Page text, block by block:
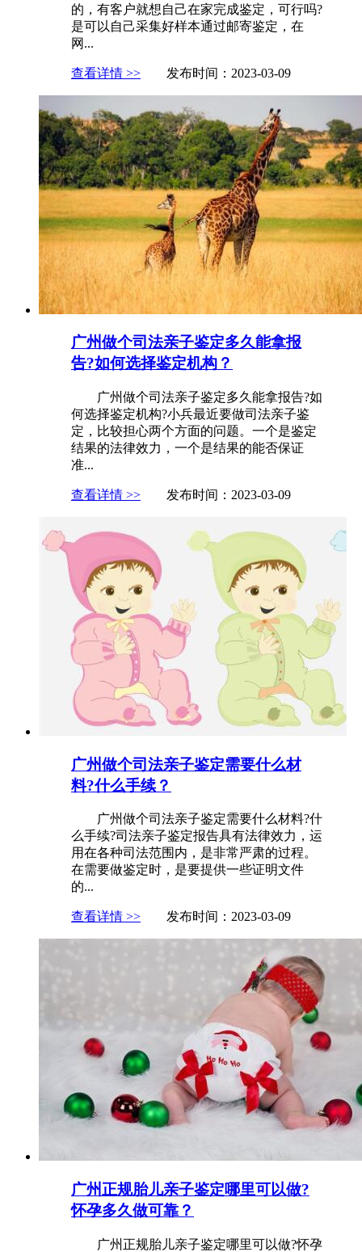
的，有客户就想自己在家完成鉴定，可行吗?
是可以自己采集好样本通过邮寄鉴定，在
网...
查看详情 >> 发布时间：2023-03-09
广州做个司法亲子鉴定多久能拿报
告?如何选择鉴定机构？
广州做个司法亲子鉴定多久能拿报告?如
何选择鉴定机构?小兵最近要做司法亲子鉴
定，比较担心两个方面的问题。一个是鉴定
结果的法律效力，一个是结果的能否保证
准...
查看详情 >> 发布时间：2023-03-09
广州做个司法亲子鉴定需要什么材
料?什么手续？
广州做个司法亲子鉴定需要什么材料?什
么手续?司法亲子鉴定报告具有法律效力，运
用在各种司法范围内，是非常严肃的过程。
在需要做鉴定时，是要提供一些证明文件
的...
查看详情 >> 发布时间：2023-03-09
广州正规胎儿亲子鉴定哪里可以做?
怀孕多久做可靠？
广州正规胎儿亲子鉴定哪里可以做?怀孕